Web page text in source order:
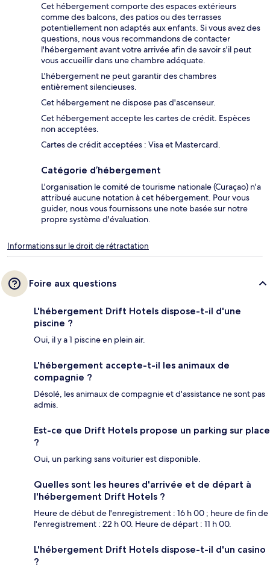
Cet hébergement comporte des espaces extérieurs
comme des balcons, des patios ou des terrasses
potentiellement non adaptés aux enfants. Si vous avez des
questions, nous vous recommandons de contacter
l'hébergement avant votre arrivée afin de savoir s'il peut
vous accueillir dans une chambre adéquate.
L'hébergement ne peut garantir des chambres
entièrement silencieuses.
Cet hébergement ne dispose pas d'ascenseur.
Cet hébergement accepte les cartes de crédit. Espèces
non acceptées.
Cartes de crédit acceptées : Visa et Mastercard.
Catégorie d’hébergement
L'organisation le comité de tourisme nationale (Curaçao) n'a
attribué aucune notation à cet hébergement. Pour vous
guider, nous vous fournissons une note basée sur notre
propre système d'évaluation.
Informations sur le droit de rétractation
Foire aux questions
L'hébergement Drift Hotels dispose-t-il d'une
piscine ?
Oui, il y a 1 piscine en plein air.
L'hébergement accepte-t-il les animaux de
compagnie ?
Désolé, les animaux de compagnie et d'assistance ne sont pas
admis.
Est-ce que Drift Hotels propose un parking sur place
?
Oui, un parking sans voiturier est disponible.
Quelles sont les heures d'arrivée et de départ à
l'hébergement Drift Hotels ?
Heure de début de l'enregistrement : 16 h 00 ; heure de fin de
l'enregistrement : 22 h 00. Heure de départ : 11 h 00.
L'hébergement Drift Hotels dispose-t-il d'un casino
?